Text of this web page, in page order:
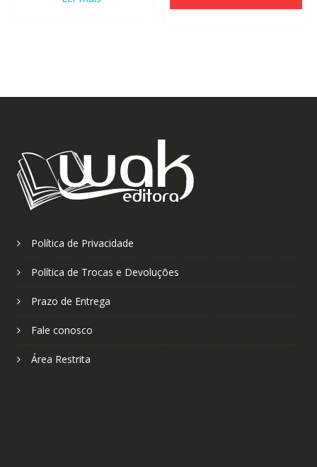
Política de Privacidade
Política de Trocas e Devoluções
Prazo de Entrega
Fale conosco
Área Restrita